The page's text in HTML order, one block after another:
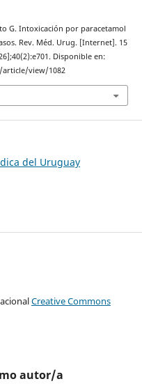
G. Intoxicación por paracetamol
Rev. Méd. Urug. [Internet]. 15
Disponible en:
view/1082
del Uruguay
Creative Commons
autor/a